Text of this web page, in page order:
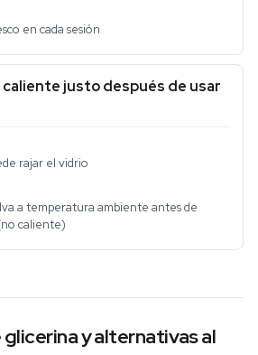
en cada sesión
caliente justo después de usar
rajar el vidrio
a temperatura ambiente antes de
caliente)
y alternativas al